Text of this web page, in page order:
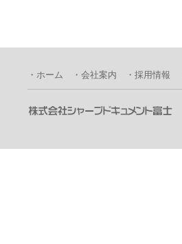
・ホーム ・会社案内 ・採用情報